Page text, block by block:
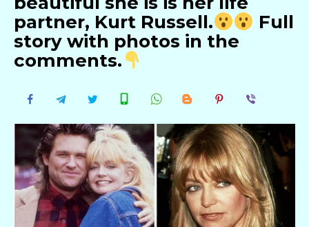
partner, Kurt Russell.
Full
story with photos in the
comments.